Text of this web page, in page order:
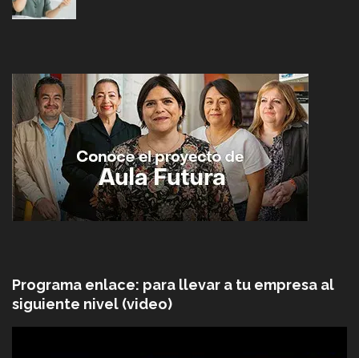
Programa enlace: para llevar a tu empresa al
siguiente nivel (video)